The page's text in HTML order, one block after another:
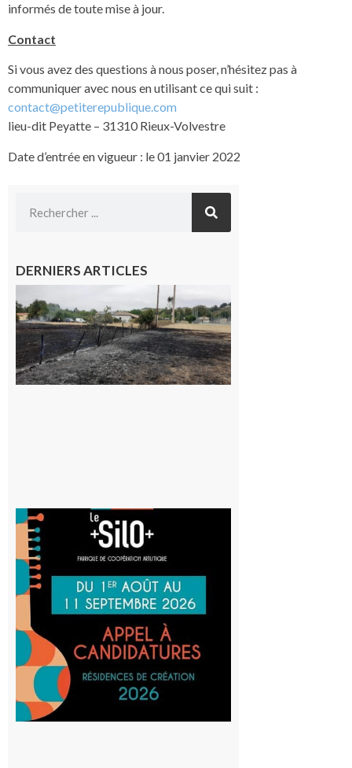
informés de toute mise à jour.
Contact
Si vous avez des questions à nous poser, n’hésitez pas à
communiquer avec nous en utilisant ce qui suit :
contact@petiterepublique.com
lieu-dit Peyatte – 31310 Rieux-Volvestre
Date d’entrée en vigueur : le 01 janvier 2022
DERNIERS ARTICLES